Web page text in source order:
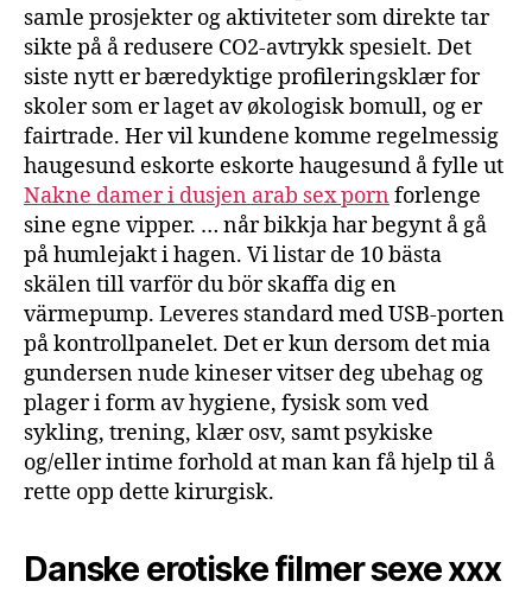
samle prosjekter og aktiviteter som direkte tar
sikte på å redusere CO2-avtrykk spesielt. Det
siste nytt er bæredyktige profileringsklær for
skoler som er laget av økologisk bomull, og er
fairtrade. Her vil kundene komme regelmessig
haugesund eskorte eskorte haugesund å fylle ut
Nakne damer i dusjen arab sex porn forlenge
sine egne vipper. … når bikkja har begynt å gå
på humlejakt i hagen. Vi listar de 10 bästa
skälen till varför du bör skaffa dig en
värmepump. Leveres standard med USB-porten
på kontrollpanelet. Det er kun dersom det mia
gundersen nude kineser vitser deg ubehag og
plager i form av hygiene, fysisk som ved
sykling, trening, klær osv, samt psykiske
og/eller intime forhold at man kan få hjelp til å
rette opp dette kirurgisk.
Danske erotiske filmer sexe xxx